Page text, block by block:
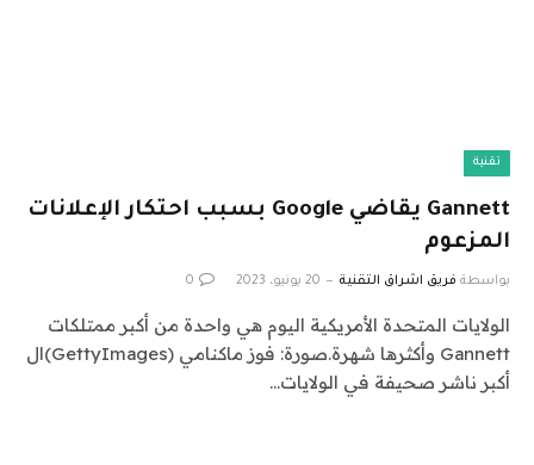
تقنية
Gannett يقاضي Google بسبب احتكار الإعلانات
المزعوم
بواسطة فريق اشراق التقنية 20 يونيو، 2023 0
الولايات المتحدة الأمريكية اليوم هي واحدة من أكبر ممتلكات
Gannett وأكثرها شهرة.صورة: فوز ماكنامي (GettyImages)ال
أكبر ناشر صحيفة في الولايات…